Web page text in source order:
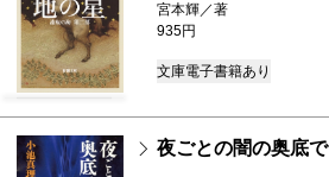
宮本輝／著
935円
文庫電子書籍あり
夜ごとの闇の奥底で